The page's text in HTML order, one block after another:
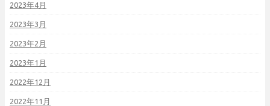
2023年4月
2023年3月
2023年2月
2023年1月
2022年12月
2022年11月